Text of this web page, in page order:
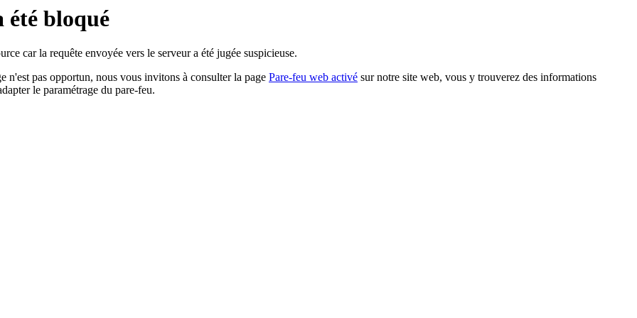
été bloqué
car la requête envoyée vers le serveur a été jugée suspicieuse.
n'est pas opportun, nous vous invitons à consulter la page Pare-feu web activé sur notre site web, vous y trouverez des informations
le paramétrage du pare-feu.